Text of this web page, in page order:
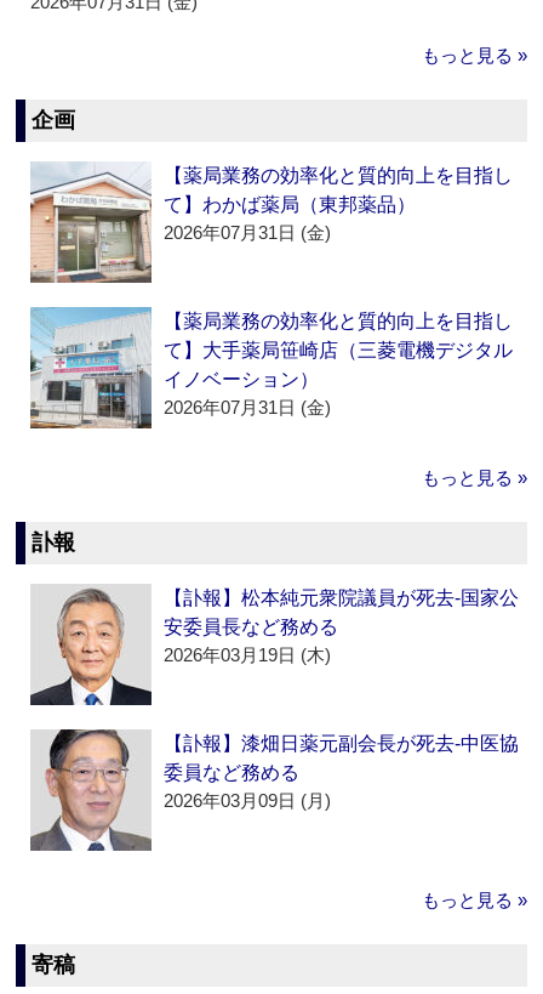
もっと見る »
企画
【薬局業務の効率化と質的向上を目指し
て】わかば薬局（東邦薬品）
2026年07月31日 (金)
【薬局業務の効率化と質的向上を目指し
て】大手薬局笹崎店（三菱電機デジタル
イノベーション）
2026年07月31日 (金)
もっと見る »
訃報
【訃報】松本純元衆院議員が死去‐国家公
安委員長など務める
2026年03月19日 (木)
【訃報】漆畑日薬元副会長が死去‐中医協
委員など務める
2026年03月09日 (月)
もっと見る »
寄稿